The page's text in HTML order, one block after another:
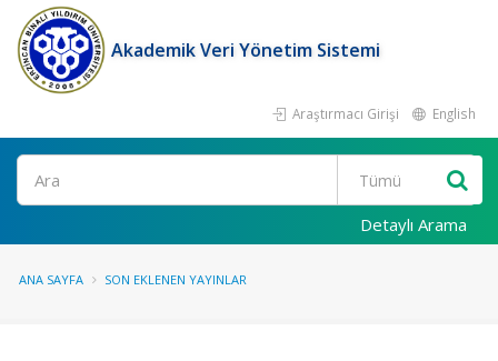
Akademik Veri Yönetim Sistemi
Araştırmacı Girişi English
Ara
Detaylı Arama
ANA SAYFA SON EKLENEN YAYINLAR